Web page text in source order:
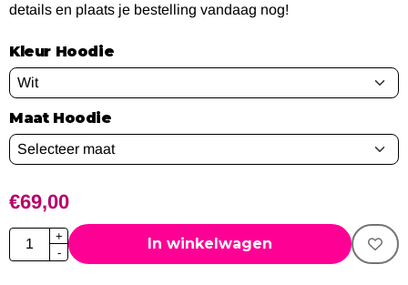
details en plaats je bestelling vandaag nog!
Kleur Hoodie
Maat Hoodie
€69,00
Aantal
+
-
In winkelwagen